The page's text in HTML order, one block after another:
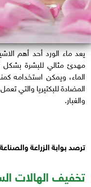
يعد ماء الورد أحد أهم
مهدئ مثالي للبشرة بشكل
الماء، ويمكن
المضادة للبكتيريا والتي
والغبار.
ترصد بوابة الزراعة
تخفيف الهالات